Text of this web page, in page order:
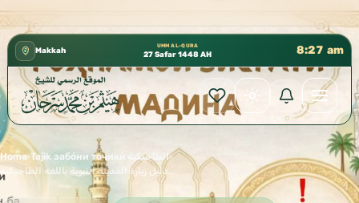
كتب الشيخ هيثم سرحان حفظه الله متوفرة مجانًا في
Makkah
UMM AL-QURA
27 Safar 1448 AH 8:27 am
Home› Tajik забо́ни тоҷикӣ́ الطاجيكية›
دليل زيارة المدينة النبوية باللغه الطاجيكيه🇹🇯 Роҳнамои зоирони Мадина